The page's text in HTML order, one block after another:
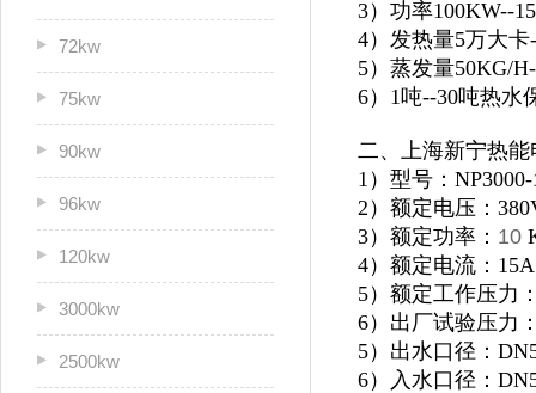
72kw
75kw
90kw
96kw
120kw
3000kw
2500kw
3）功率100KW--
4）发热量5万大
5）蒸发量50KG/
6）1吨--30吨热水
二、上海新宁热
1）型号：NP3000-
2）额定电压：
3）额定功率： 10
4）额定电流：15A
5）额定工作压力
6）出厂试验压力
5）出水口径：
6）入水口径：